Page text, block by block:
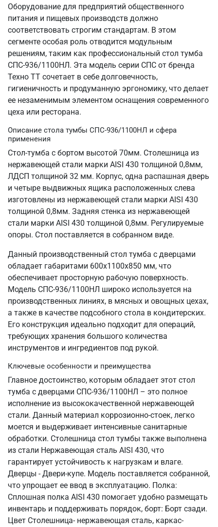
Оборудование для предприятий общественного
питания и пищевых производств должно
соответствовать строгим стандартам. В этом
сегменте особая роль отводится модульным
решениям, таким как профессиональный стол тумба
СПС-936/1100НЛ. Эта модель серии СПС от бренда
Техно ТТ сочетает в себе долговечность,
гигиеничность и продуманную эргономику, что делает
ее незаменимым элементом оснащения современного
цеха или ресторана.
Описание стола тумбы СПС-936/1100НЛ и сфера
применения
Стол-тумба с бортом высотой 70мм. Столешница из
нержавеющей стали марки AISI 430 толщиной 0,8мм,
ЛДСП толщиной 32 мм. Корпус, одна распашная дверь
и четыре выдвижных ящика расположенных слева
изготовлены из нержавеющей стали марки AISI 430
толщиной 0,8мм. Задняя стенка из нержавеющей
стали марки AISI 430 толщиной 0,8мм. Регулируемые
опоры. Стол поставляется в собранном виде.
Данный производственный стол тумба с дверцами
обладает габаритами 600х1100х850 мм, что
обеспечивает просторную рабочую поверхность.
Модель СПС-936/1100НЛ широко используется на
производственных линиях, в мясных и овощных цехах,
а также в качестве подсобного стола в кондитерских.
Его конструкция идеально подходит для операций,
требующих хранения большого количества
инструментов и ингредиентов под рукой.
Ключевые особенности и преимущества
Главное достоинство, которым обладает этот стол
тумба с дверцами СПС-936/1100НЛ – это полное
исполнение из высококачественной нержавеющей
стали. Данный материал коррозионно-стоек, легко
моется и выдерживает интенсивные санитарные
обработки. Столешница стол тумбы также выполнена
из стали Нержавеющая сталь AISI 430, что
гарантирует устойчивость к нагрузкам и влаге.
Дверцы - Двери-купе. Модель поставляется собранной,
что упрощает ее ввод в эксплуатацию. Полка:
Сплошная полка AISI 430 помогает удобно размещать
инвентарь и поддерживать порядок, борт: Борт сзади.
Цвет Столешница- нержавеющая сталь, каркас-